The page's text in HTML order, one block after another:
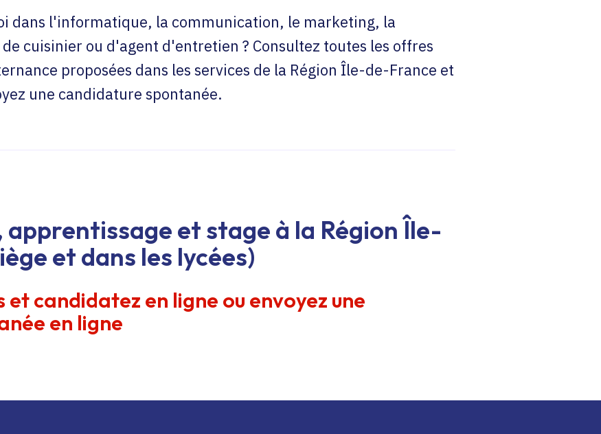
dans l'informatique, la communication, le marketing, la
cuisinier ou d'agent d'entretien ? Consultez toutes les offres
proposées dans les services de la Région Île-de-France et
une candidature spontanée.
et stage à la Région Île-
et dans les lycées)
et candidatez en ligne ou envoyez une
en ligne